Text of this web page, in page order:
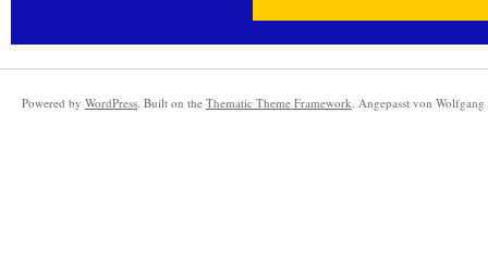
Powered by WordPress. Built on the Thematic Theme Framework. Angepasst von